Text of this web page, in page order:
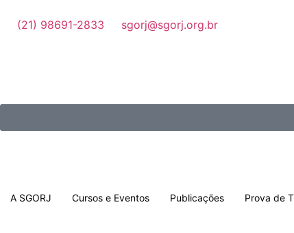
(21) 98691-2833 sgorj@sgorj.org.br
A SGORJ Cursos e Eventos Publicações Prova de